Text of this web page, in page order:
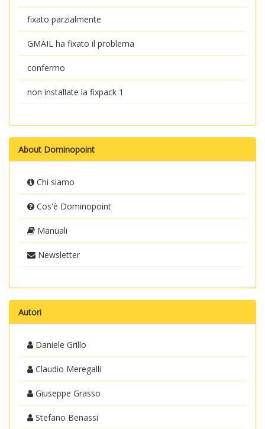
fixato parzialmente
GMAIL ha fixato il problema
confermo
non installate la fixpack 1
About Dominopoint
Chi siamo
Cos'è Dominopoint
Manuali
Newsletter
Autori
Daniele Grillo
Claudio Meregalli
Giuseppe Grasso
Stefano Benassi